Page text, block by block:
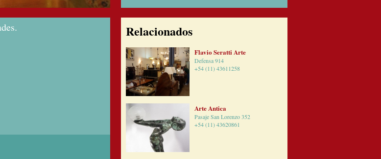
Relacionados
Flavio Seratti Arte
Defensa 914
+54 (11) 43611258
Arte Antica
Pasaje San Lorenzo 352
+54 (11) 43620861